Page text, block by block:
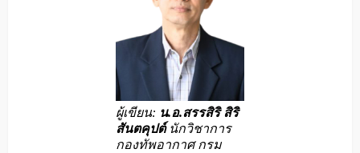
ผู้เขียน: น.อ.สรรสิริ สิริ
สันตคุปต์นักวิชาการ
กองทัพอากาศ กรม